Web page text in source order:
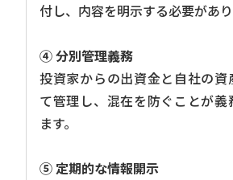
付し、内容を明示する必要があり
④ 分別管理義務
投資家からの出資金と自社の資
て管理し、混在を防ぐことが義
ます。
⑤ 定期的な情報開示